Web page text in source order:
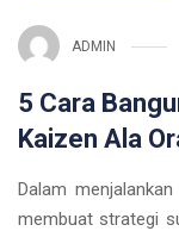
ADMIN
5 Cara
Kaizen Ala
Dalam
membuat strategi